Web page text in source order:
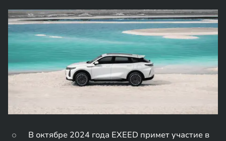
В октябре 2024 года EXEED примет участие в